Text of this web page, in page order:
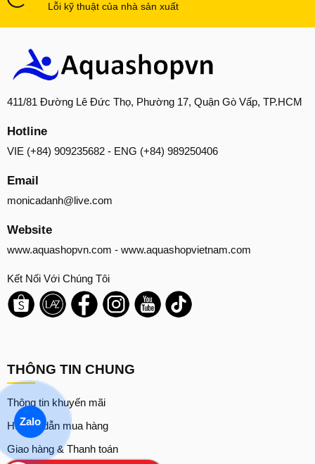
Lỗi kỹ thuật của nhà sản xuất
411/81 Đường Lê Đức Thọ, Phường 17, Quận Gò Vấp, TP.HCM
Hotline
VIE (+84) 909235682 - ENG (+84) 989250406
Email
monicadanh@live.com
Website
www.aquashopvn.com - www.aquashopvietnam.com
Kết Nối Với Chúng Tôi
THÔNG TIN CHUNG
Thông tin khuyến mãi
Hướng dẫn mua hàng
Giao hàng & Thanh toán
Zalo